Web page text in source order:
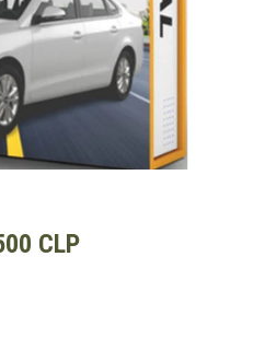
CLP